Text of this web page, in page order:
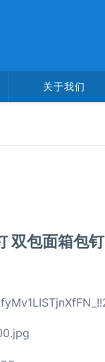
关于我们
26双包面箱包钉